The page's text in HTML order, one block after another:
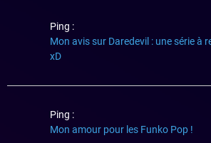
Ping :
Mon avis sur Daredevil : une série à
xD
Ping :
Mon amour pour les Funko Pop !